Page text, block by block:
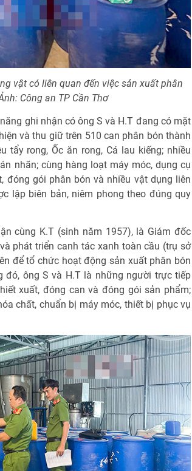
vật có liên quan đến việc sản xuất phân
Công an TP Cần Thơ
ghi nhận có ông S và H.T đang có mặt
và thu giữ trên 510 can phân bón thành
tẩy rong, Ốc ăn rong, Cá lau kiếng; nhiều
nhãn; cùng hàng loạt máy móc, dụng cụ
đóng gói phân bón và nhiều vật dụng liên
lập biên bản, niêm phong theo đúng quy
cùng K.T (sinh năm 1957), là Giám đốc
phát triển canh tác xanh toàn cầu (trụ sở
để tổ chức hoạt động sản xuất phân bón
đó, ông S và H.T là những người trực tiếp
xuất, đóng can và đóng gói sản phẩm;
chất, chuẩn bị máy móc, thiết bị phục vụ